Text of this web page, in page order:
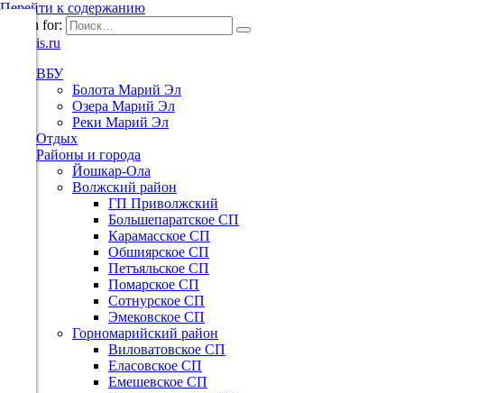
Перейти к содержанию
Search for:
ВБУ
Болота Марий Эл
Озера Марий Эл
Реки Марий Эл
Отдых
Районы и города
Йошкар-Ола
Волжский район
ГП Приволжский
Большепаратское СП
Карамасское СП
Обшиярское СП
Петъяльское СП
Помарское СП
Сотнурское СП
Эмековское СП
Горномарийский район
Виловатовское СП
Еласовское СП
Емешевское СП